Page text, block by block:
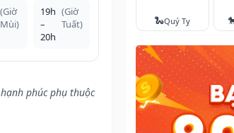
(Giờ
Mùi)
19h
–
20h
(Giờ
Tuất)
phúc phụ thuộc
🐍Quý Tỵ